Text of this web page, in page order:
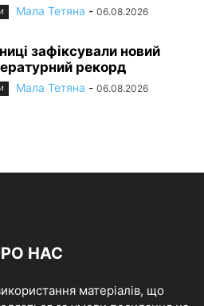
Мала Тетяна - 06.08.2026
зафіксували новий
рекорд
Мала Тетяна - 06.08.2026
НАС
матеріалів, що